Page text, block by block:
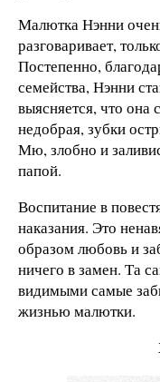
Малютка Нэнни
разговаривает,
Постепенно,
семейства, Нэнни
выясняется, что она
недобрая, зубки
Мю, злобно и
папой.
Воспитание в
наказания. Это
образом любовь и
ничего в замен. Та
видимыми самые
жизнью малютки.